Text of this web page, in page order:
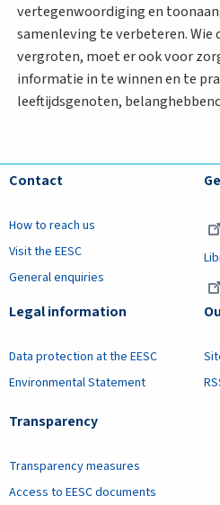
vertegenwoordiging en
samenleving te verbeteren.
vergroten, moet er ook voor
informatie in te winnen en te
leeftijdsgenoten,
Contact
How to reach us
Visit the EESC
General enquiries
Legal information
Data protection at the EESC
Environmental Statement
Transparency
Transparency measures
Access to EESC documents